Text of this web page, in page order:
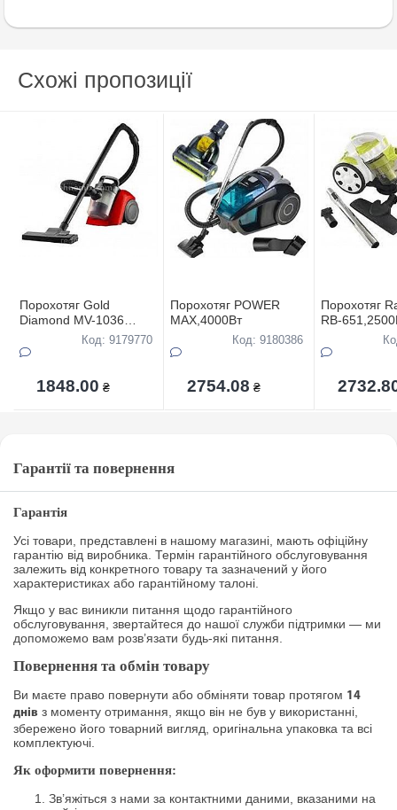
Схожі пропозиції
Порохотяг Gold
Diamond MV-1036
Код: 9179770
1848.00 ₴
Порохотяг POWER
MAX,4000Вт
Код: 9180386
2754.08 ₴
Порохотяг
RB-
Гарантії та повернення
Гарантія
Усі товари, представлені в нашому магазині, мають офіційну
гарантію від виробника. Термін гарантійного обслуговування
залежить від конкретного товару та зазначений у його
характеристиках або гарантійному талоні.
Якщо у вас виникли питання щодо гарантійного
обслуговування, звертайтеся до нашої служби підтримки — ми
допоможемо вам розв’язати будь-які питання.
Повернення та обмін товару
Ви маєте право повернути або обміняти товар протягом 14
днів з моменту отримання, якщо він не був у використанні,
збережено його товарний вигляд, оригінальна упаковка та всі
комплектуючі.
Як оформити повернення:
Зв’яжіться з нами за контактними даними, вказаними на